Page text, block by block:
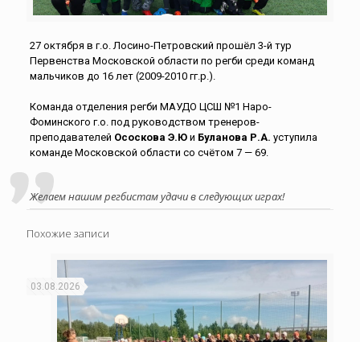
27 октября в г.о. Лосино-Петровский прошёл 3-й тур
Первенства Московской области по регби среди команд
мальчиков до 16 лет (2009-2010 гг.р.).
Команда отделения регби МАУДО ЦСШ №1 Наро-
Фоминского г.о. под руководством тренеров-
преподавателей Ососкова Э.Юи Буланова Р.А. уступила
команде Московской области со счётом 7 — 69.
Желаем нашим регбистам удачи в следующих играх!
Похожие записи
03.08.2026